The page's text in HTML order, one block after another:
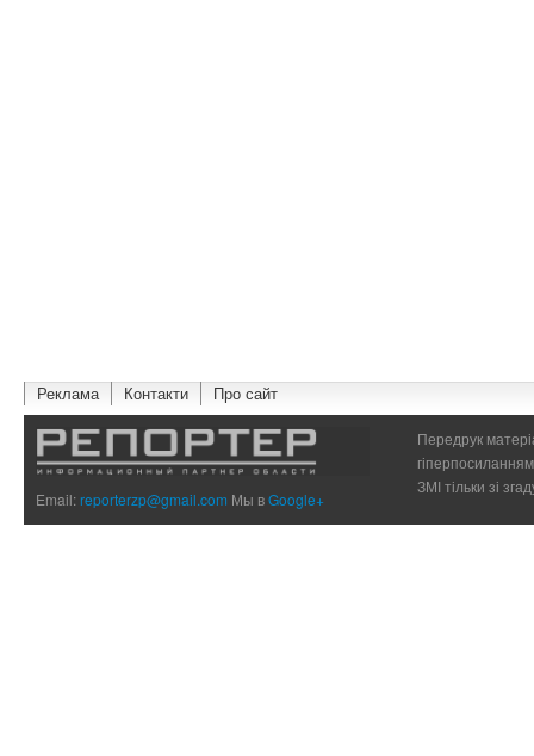
Реклама Контакти Про сайт
Email:reporterzp@gmail.com Мы вGoogle+
Передрук
ЗМІ тільки зі